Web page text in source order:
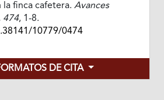
la finca cafetera. Avances
474, 1-8.
10779/0474
DE CITA